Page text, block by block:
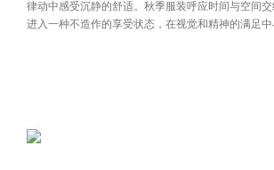
律动中感受沉静的舒适。秋季服装呼应时间与空间
进入一种不造作的享受状态，在视觉和精神的满足中